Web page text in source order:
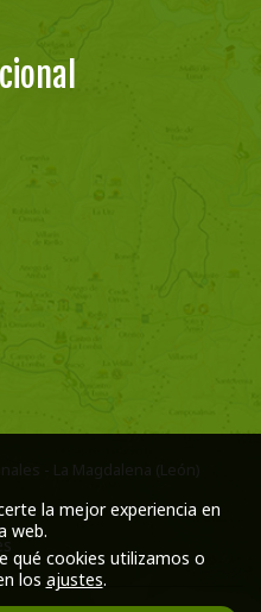
- La Magdalena (León)
la mejor experiencia en
web.
qué cookies utilizamos o
los ajustes.